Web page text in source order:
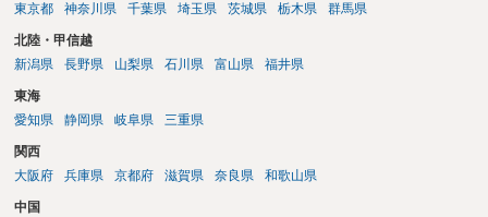
東京都
神奈川県 千葉県 埼玉県 茨城県 栃木県 群馬県
北陸・甲信越
新潟県
長野県 山梨県 石川県 富山県 福井県
東海
愛知県
静岡県 岐阜県 三重県
関西
大阪府
兵庫県 京都府 滋賀県 奈良県 和歌山県
中国